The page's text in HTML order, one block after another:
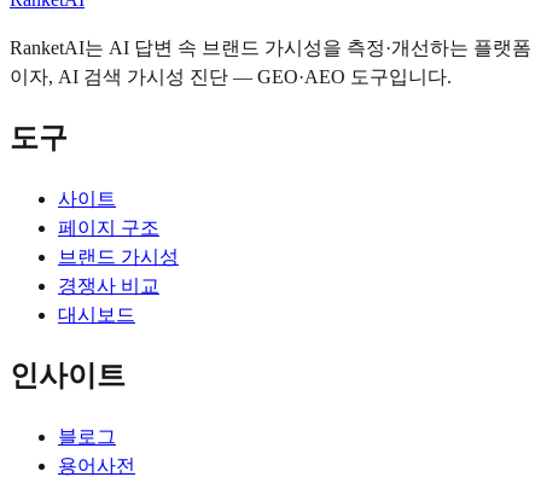
RanketAI는 AI 답변 속 브랜드 가시성을 측정·개선하는 플랫폼
이자, AI 검색 가시성 진단 — GEO·AEO 도구입니다.
도구
사이트
페이지 구조
브랜드 가시성
경쟁사 비교
대시보드
인사이트
블로그
용어사전